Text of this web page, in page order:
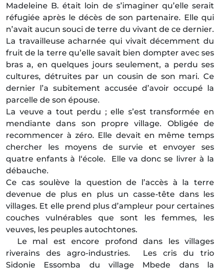
Madeleine B. était loin de s’imaginer qu’elle serait
réfugiée après le décès de son partenaire. Elle qui
n’avait aucun souci de terre du vivant de ce dernier.
La travailleuse acharnée qui vivait décemment du
fruit de la terre qu’elle savait bien dompter avec ses
bras a, en quelques jours seulement, a perdu ses
cultures, détruites par un cousin de son mari. Ce
dernier l’a subitement accusée d’avoir occupé la
parcelle de son épouse.
La veuve a tout perdu ; elle s’est transformée en
mendiante dans son propre village. Obligée de
recommencer à zéro. Elle devait en même temps
chercher les moyens de survie et envoyer ses
quatre enfants à l‘école. Elle va donc se livrer à la
débauche.
Ce cas soulève la question de l’accès à la terre
devenue de plus en plus un casse-tête dans les
villages. Et elle prend plus d’ampleur pour certaines
couches vulnérables que sont les femmes, les
veuves, les peuples autochtones.
Le mal est encore profond dans les villages
riverains des agro-industries. Les cris du trio
Sidonie Essomba du village Mbede dans la